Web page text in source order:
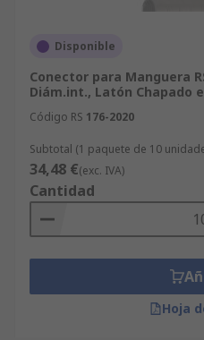
Disponible
Conector para Manguera
Diám.int., Latón Chapado
Código RS 176-2020
Subtotal (1 paquete de 10
34,48 €(exc. IVA)
Cantidad
Hoja